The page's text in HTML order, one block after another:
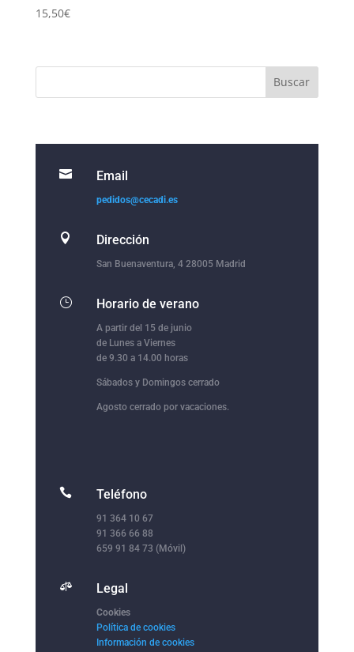
15,50€
 Email
pedidos@cecadi.es
 Dirección
San Buenaventura, 4 28005 Madrid
} Horario de verano
A partir del 15 de junio
de Lunes a Viernes
de 9.30 a 14.00 horas
Sábados y Domingos cerrado
Agosto cerrado por vacaciones.
 Teléfono
91 364 10 67
91 366 66 88
659 91 84 73 (Móvil)
 Legal
Cookies
Política de cookies
Información de cookies